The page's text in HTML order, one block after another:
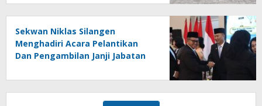
Sekwan Niklas Silangen
Menghadiri Acara Pelantikan
Dan Pengambilan Janji Jabatan
Pemprov Sulut : Turut Berikan
Ucapan Selamat